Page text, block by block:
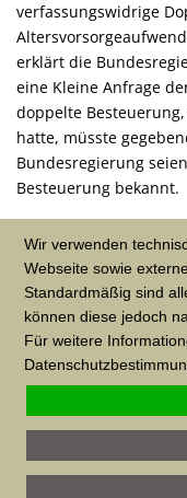
verfassungswidrige
erklärt die
eine Kleine Anfrage
doppelte
hatte, müsste
Bundesregierung
Besteuerung bekannt.
VERÖFFENTLICHT IN
©2022 J.RUDER
Wir verwenden
Webseite sowie
Standardmäßig sind
können diese jedoch
Für weitere